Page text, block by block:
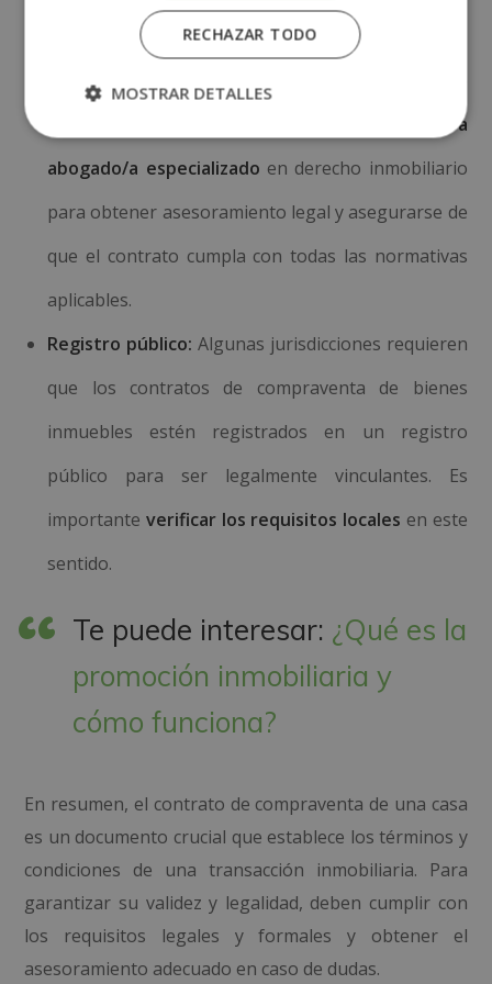
por la ley para su validez.
Asesoramiento legal:
consultar con un/a
abogado/a especializado en derecho inmobiliario
para obtener asesoramiento legal y asegurarse de
que el contrato cumpla con todas las normativas
aplicables.
Registro público: Algunas jurisdicciones requieren
que los contratos de compraventa de bienes
inmuebles estén registrados en un registro
público para ser legalmente vinculantes. Es
importante verificar los requisitos locales en este
sentido.
Te puede interesar: ¿Qué es la
promoción inmobiliaria y
cómo funciona?
En resumen, el contrato de compraventa de una casa
es un documento crucial que establece los términos y
condiciones de una transacción inmobiliaria. Para
garantizar su validez y legalidad, deben cumplir con
los requisitos legales y formales y obtener el
asesoramiento adecuado en caso de dudas.
RECHAZAR TODO
MOSTRAR DETALLES